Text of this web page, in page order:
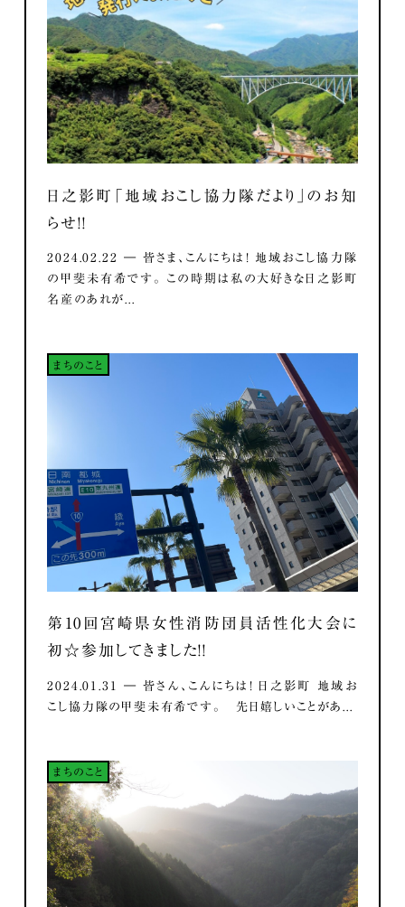
日之影町「地域おこし協力隊だより」のお知
らせ！！
2024.02.22 ― 皆さま、こんにちは！ 地域おこし協力隊
の甲斐未有希です。 この時期は私の大好きな日之影町
名産のあれが...
まちのこと
第10回宮崎県女性消防団員活性化大会に
初☆参加してきました！！
2024.01.31 ― 皆さん、こんにちは！ 日之影町 地域お
こし協力隊の甲斐未有希です。 先日嬉しいことがあ...
まちのこと